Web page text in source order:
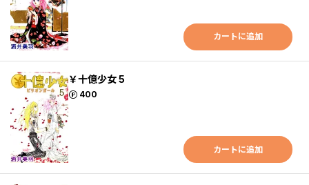
カートに追加
￥十億少女 5
400
ポイント
カートに追加